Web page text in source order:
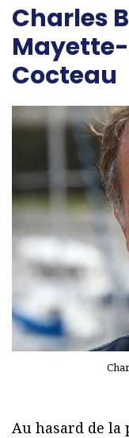
Charles
Cocteau
Au hasard de